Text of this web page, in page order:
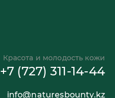
Красота и молодость кожи
+7 (727) 311-14-44
info@naturesbounty.kz